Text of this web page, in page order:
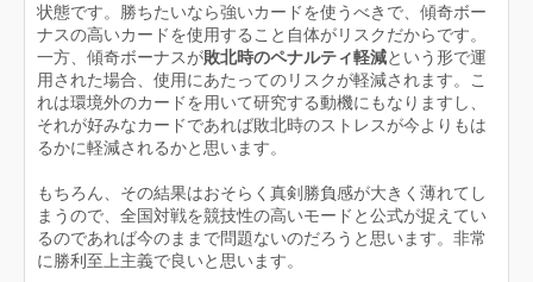
状態です。勝ちたいなら強いカードを使うべきで、傾奇ボー
ナスの高いカードを使用すること自体がリスクだからです。
一方、傾奇ボーナスが敗北時のペナルティ軽減という形で運
用された場合、使用にあたってのリスクが軽減されます。こ
れは環境外のカードを用いて研究する動機にもなりますし、
それが好みなカードであれば敗北時のストレスが今よりもは
るかに軽減されるかと思います。
もちろん、その結果はおそらく真剣勝負感が大きく薄れてし
まうので、全国対戦を競技性の高いモードと公式が捉えてい
るのであれば今のままで問題ないのだろうと思います。非常
に勝利至上主義で良いと思います。